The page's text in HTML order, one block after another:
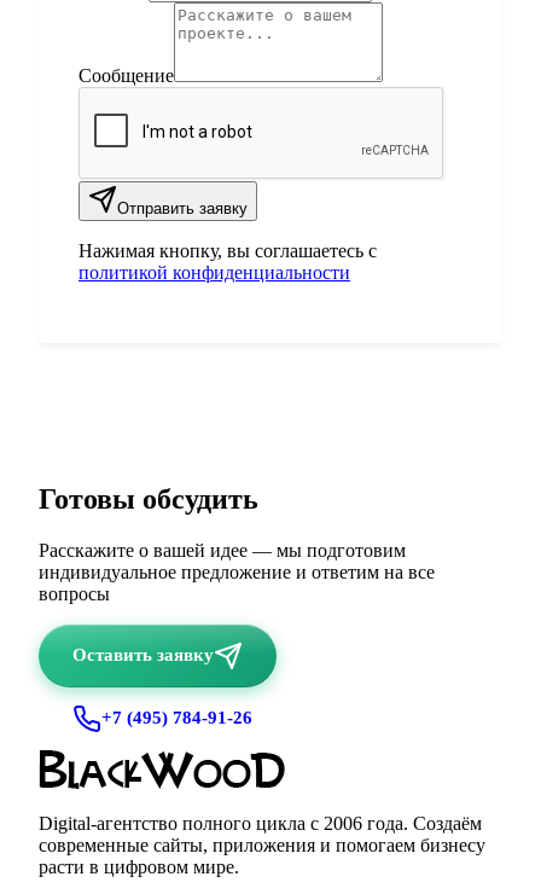
Сообщение
Отправить заявку
Нажимая кнопку, вы соглашаетесь с
политикой конфиденциальности
Готовы обсудить
Расскажите о вашей идее — мы подготовим
индивидуальное предложение и ответим на все
вопросы
Оставить заявку
+7 (495) 784-91-26
Digital-агентство полного цикла с 2006 года. Создаём
современные сайты, приложения и помогаем бизнесу
расти в цифровом мире.